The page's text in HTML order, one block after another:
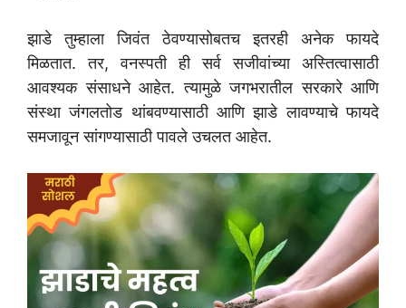
झाडे तुम्हाला जिवंत ठेवण्यासोबतच इतरही अनेक फायदे
मिळतात. तर, वनस्पती ही सर्व सजीवांच्या अस्तित्वासाठी
आवश्यक संसाधने आहेत. त्यामुळे जगभरातील सरकारे आणि
संस्था जंगलतोड थांबवण्यासाठी आणि झाडे लावण्याचे फायदे
समजावून सांगण्यासाठी पावले उचलत आहेत.